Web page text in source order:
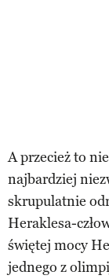
A przecież to
najbardziej
skrupulatnie
Heraklesa-
świętej mocy
jednego z